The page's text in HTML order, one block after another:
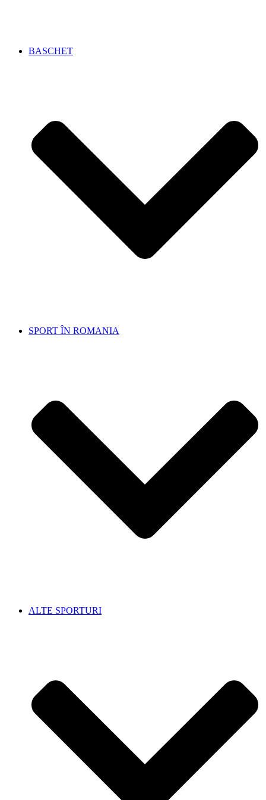
BASCHET
SPORT ÎN ROMANIA
ALTE SPORTURI